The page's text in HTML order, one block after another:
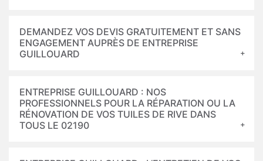
DEMANDEZ VOS DEVIS GRATUITEMENT ET SANS
ENGAGEMENT AUPRÈS DE ENTREPRISE
GUILLOUARD
ENTREPRISE GUILLOUARD : NOS
PROFESSIONNELS POUR LA RÉPARATION OU LA
RÉNOVATION DE VOS TUILES DE RIVE DANS
TOUS LE 02190